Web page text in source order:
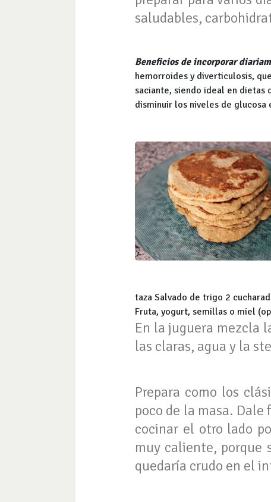
saludables,
Beneficios de incorporar
hemorroides y diverticulosis,
saciante, siendo ideal en dietas
disminuir los niveles de
taza Salvado de trigo 2
Fruta, yogurt, semillas o miel
En la juguera mezcla
las claras, agua y la
Prepara como los
poco de la masa.
cocinar el otro lado
muy caliente, porque
quedaría crudo en el